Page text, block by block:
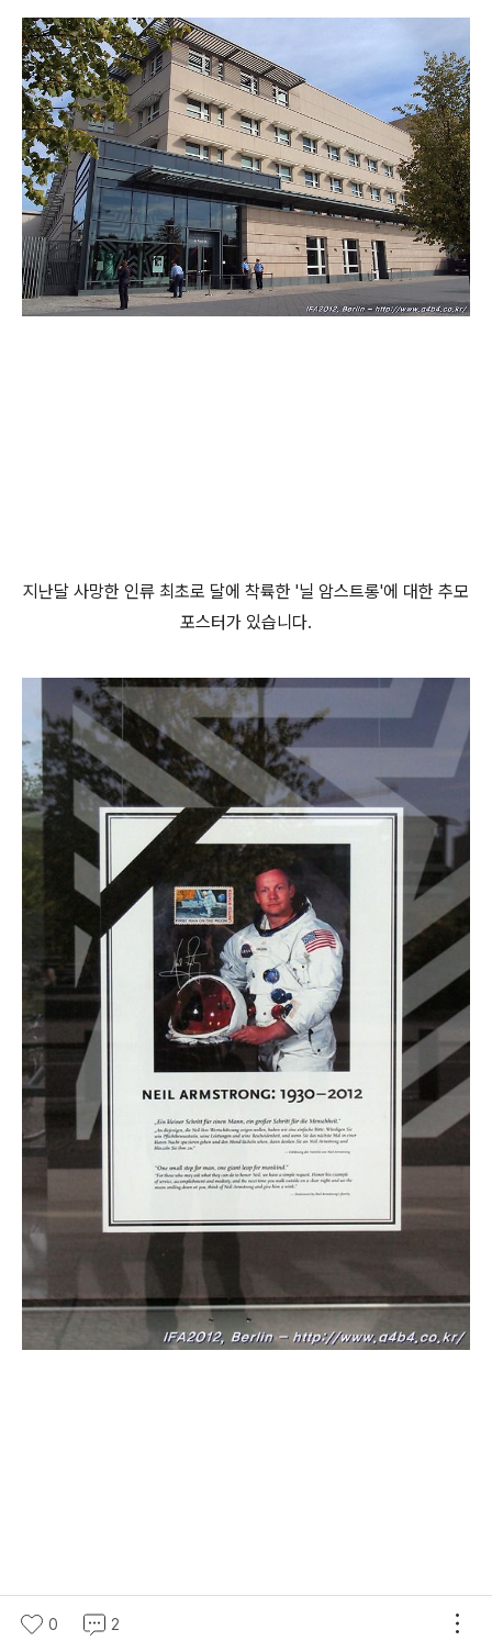
지난달 사망한 인류 최초로 달에 착륙한 '닐 암스트롱'에 대한 추모
포스터가 있습니다.
그리고 자유의 여신상으로 변신한 '미국 버디베어'네요...
0 2